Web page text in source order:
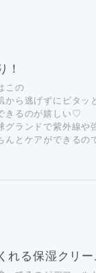
！
この
から逃げずにピタッ
きるのが嬉しい♡
グランドで紫外線や
んとケアができるの
れる保湿クリー